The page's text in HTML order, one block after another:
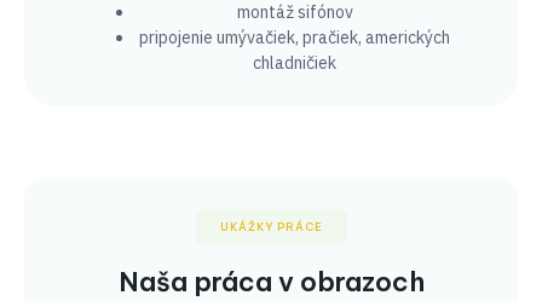
montáž sifónov
pripojenie umývačiek, pračiek, amerických
chladničiek
UKÁŽKY PRÁCE
Naša práca v obrazoch